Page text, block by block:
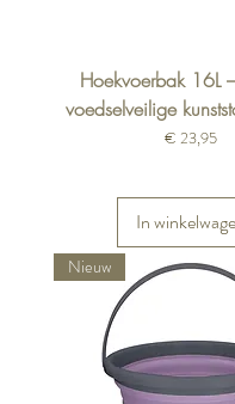
Hoekvoerbak 16L
voedselveilige
Prijs
€ 23,95
In
Nieuw